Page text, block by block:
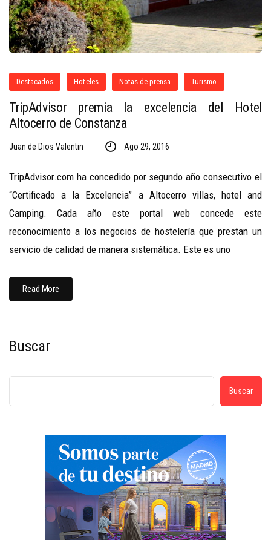
Destacados Hoteles Notas de prensa Turismo
TripAdvisor premia la excelencia del Hotel
Altocerro de Constanza
Juan de Dios Valentin Ago 29, 2016
TripAdvisor.com ha concedido por segundo año consecutivo el
“Certificado a la Excelencia” a Altocerro villas, hotel and
Camping. Cada año este portal web concede este
reconocimiento a los negocios de hostelería que prestan un
servicio de calidad de manera sistemática. Este es uno
Read More
Buscar
Buscar